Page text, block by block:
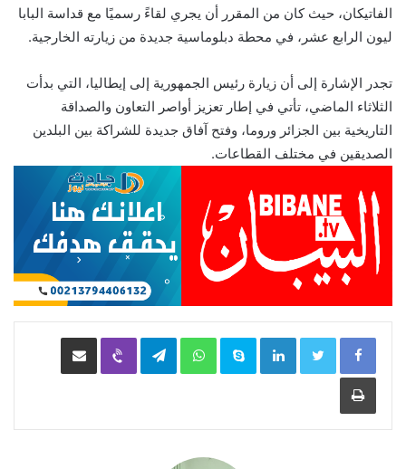
الفاتيكان، حيث كان من المقرر أن يجري لقاءً رسميًا مع قداسة البابا
ليون الرابع عشر، في محطة دبلوماسية جديدة من زيارته الخارجية.
تجدر الإشارة إلى أن زيارة رئيس الجمهورية إلى إيطاليا، التي بدأت
الثلاثاء الماضي، تأتي في إطار تعزيز أواصر التعاون والصداقة
التاريخية بين الجزائر وروما، وفتح آفاق جديدة للشراكة بين البلدين
الصديقين في مختلف القطاعات.
LinkedIn
Skype
WhatsApp
Telegram
Viber مشاركة عبر البريد
طباعة